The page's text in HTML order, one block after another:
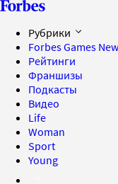
Рубрики
Forbes Games New
Рейтинги
Франшизы
Подкасты
Видео
Life
Woman
Sport
Young